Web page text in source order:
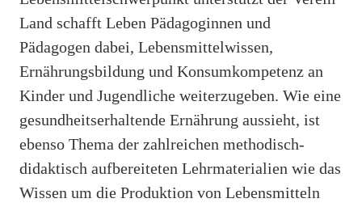
Land schafft Leben Pädagoginnen und
Pädagogen dabei, Lebensmittelwissen,
Ernährungsbildung und Konsumkompetenz an
Kinder und Jugendliche weiterzugeben. Wie eine
gesundheitserhaltende Ernährung aussieht, ist
ebenso Thema der zahlreichen methodisch-
didaktisch aufbereiteten Lehrmaterialien wie das
Wissen um die Produktion von Lebensmitteln